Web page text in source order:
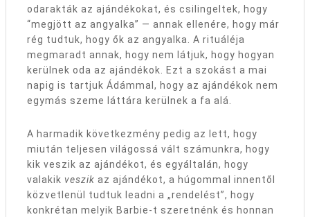
odarakták az ajándékokat, és csilingeltek, hogy
“megjött az angyalka” — annak ellenére, hogy már
rég tudtuk, hogy ők az angyalka. A rituáléja
megmaradt annak, hogy nem látjuk, hogy hogyan
kerülnek oda az ajándékok. Ezt a szokást a mai
napig is tartjuk Ádámmal, hogy az ajándékok nem
egymás szeme láttára kerülnek a fa alá.
A harmadik következmény pedig az lett, hogy
miután teljesen világossá vált számunkra, hogy
kik veszik az ajándékot, és egyáltalán, hogy
valakik veszik az ajándékot, a húgommal innentől
közvetlenül tudtuk leadni a „rendelést”, hogy
konkrétan melyik Barbie-t szeretnénk és honnan